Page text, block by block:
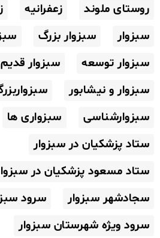
روستای ملوند
زعفرانیه
سبزوار
سبزوار بزرگ
سبزوار توسعه
سبزوار قدیم
سبزوار و نیشابور
سبزوارشناسی
سبزواری ها
ستاد پزشکیان در سبزوار
ستاد مسعود پزشکیان در
سجادشهر سبزوار
سرود
سرود ویژه شهرستان سبزوار